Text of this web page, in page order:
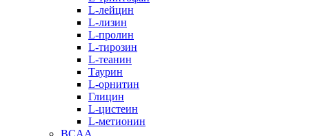
L-лейцин
L-лизин
L-пролин
L-тирозин
L-теанин
Таурин
L-орнитин
Глицин
L-цистеин
L-метионин
BCAA